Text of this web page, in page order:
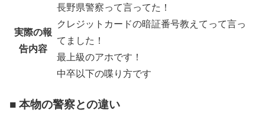
実際の報
告内容
長野県警察って言ってた！
クレジットカードの暗証番号教えてって言っ
てました！
最上級のアホです！
中卒以下の喋り方です
■ 本物の警察との違い